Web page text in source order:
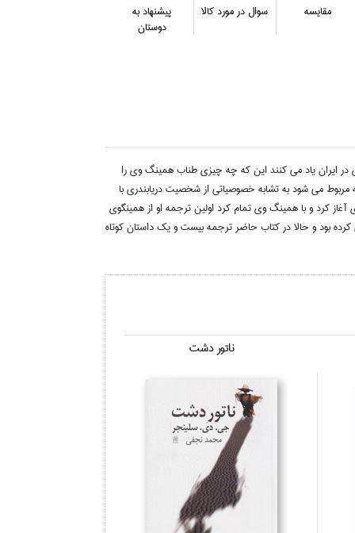
مقايسه سوال در مورد كالا
پیشنهاد به
دوستان
در ايران ياد مي کنند اين که چه چيزي طناب همينگ وي را
مربوط مي شود به تشابه خصوصياتي از شخصيت دريابندري با
کرد و با همينگ وي تمام کرد اولين ترجمه او از همينگوي
بود و حالا در کتاب حاضر ترجمه بيست و يک داستان کوتاه
ناتور دشت